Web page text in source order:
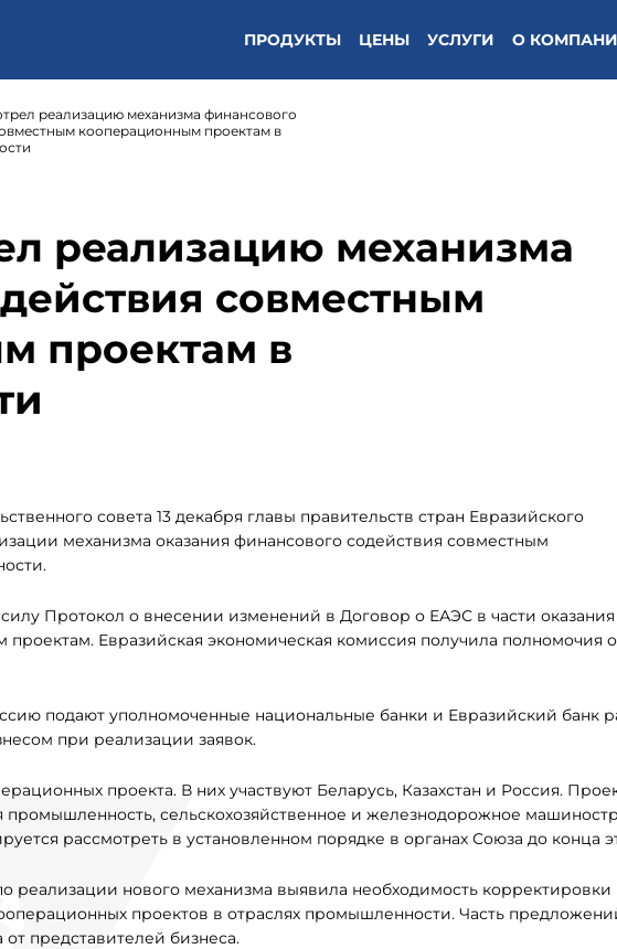
ПРОДУКТЫ ЦЕНЫ УСЛУГИ О
реализацию механизма финансового
кооперационным проектам в
реализацию механизма
совместным
проектам в
совета 13 декабря главы правительств стран Евразийского
механизма оказания финансового содействия совместным
Протокол о внесении изменений в Договор о ЕАЭС в части оказания
Евразийская экономическая комиссия получила полномочия
подают уполномоченные национальные банки и Евразийский банк
при реализации заявок.
проекта. В них участвуют Беларусь, Казахстан и Россия.
промышленность, сельскохозяйственное и железнодорожное
рассмотреть в установленном порядке в органах Союза до конца
реализации нового механизма выявила необходимость корректировки
проектов в отраслях промышленности. Часть
представителей бизнеса.